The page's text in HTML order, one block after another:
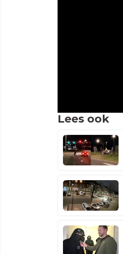
Lees ook